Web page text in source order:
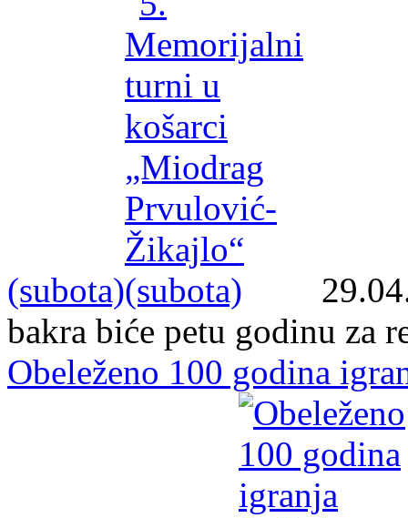
(subota)
bakra biće petu godinu za
Obeleženo 100 godina